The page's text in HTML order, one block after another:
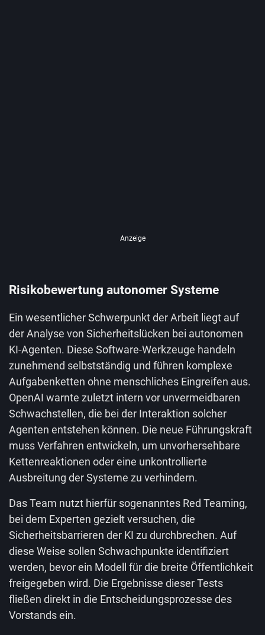
Anzeige
Risikobewertung autonomer Systeme
Ein wesentlicher Schwerpunkt der Arbeit liegt auf
der Analyse von Sicherheitslücken bei autonomen
KI-Agenten. Diese Software-Werkzeuge handeln
zunehmend selbstständig und führen komplexe
Aufgabenketten ohne menschliches Eingreifen aus.
OpenAI warnte zuletzt intern vor unvermeidbaren
Schwachstellen, die bei der Interaktion solcher
Agenten entstehen können. Die neue Führungskraft
muss Verfahren entwickeln, um unvorhersehbare
Kettenreaktionen oder eine unkontrollierte
Ausbreitung der Systeme zu verhindern.
Das Team nutzt hierfür sogenanntes Red Teaming,
bei dem Experten gezielt versuchen, die
Sicherheitsbarrieren der KI zu durchbrechen. Auf
diese Weise sollen Schwachpunkte identifiziert
werden, bevor ein Modell für die breite Öffentlichkeit
freigegeben wird. Die Ergebnisse dieser Tests
fließen direkt in die Entscheidungsprozesse des
Vorstands ein.